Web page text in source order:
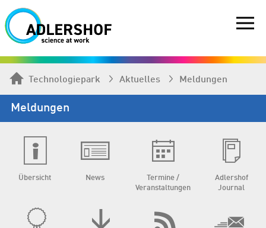
Technologiepark Aktuelles Meldungen
Meldungen
Übersicht News
Termine /
Veranstaltungen
Adlershof
Journal